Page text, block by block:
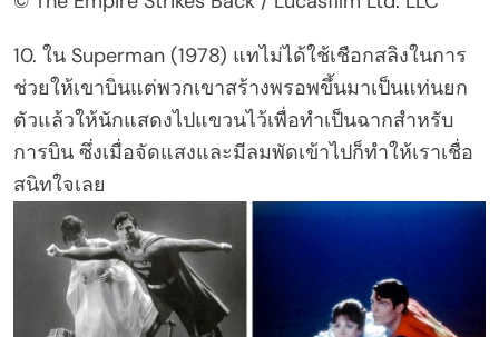
10. ใน Superman (1978) แทไม่ได้ใช้เชือกสลิงในการ
ช่วยให้เขาบินแต่พวกเขาสร้างพรอพขึ้นมาเป็นแท่นยก
ตัวแล้วให้นักแสดงไปแขวนไว้เพื่อทำเป็นฉากสำหรับ
การบิน ซึ่งเมื่อจัดแสงและมีลมพัดเข้าไปก็ทำให้เราเชื่อ
สนิทใจเลย